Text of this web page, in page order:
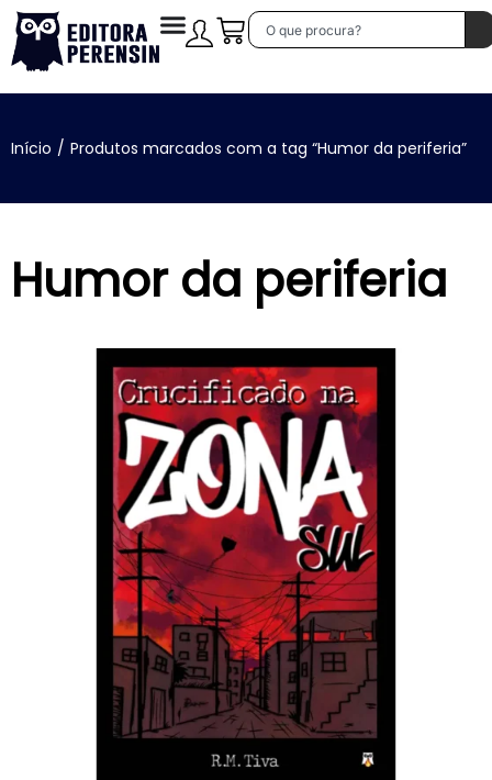
Início / Produtos marcados com a tag “Humor da periferia”
Humor da periferia